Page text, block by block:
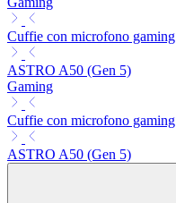
Cuffie con microfono gaming
ASTRO A50 (Gen 5)
Gaming
Cuffie con microfono gaming
ASTRO A50 (Gen 5)